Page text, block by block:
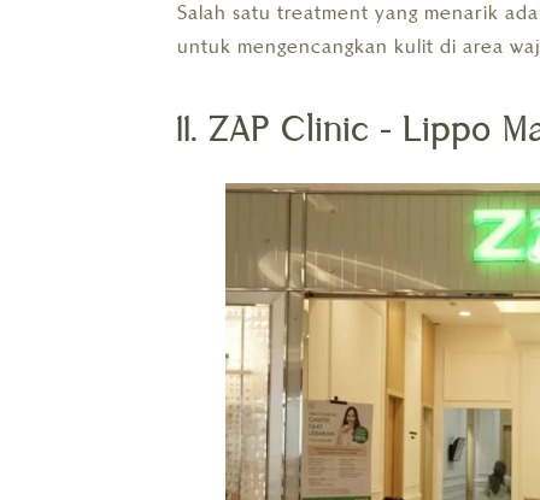
Salah satu treatment yang menarik
untuk mengencangkan kulit di area
11. ZAP Clinic – Lippo